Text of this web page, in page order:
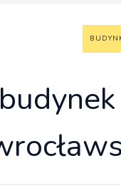
Wasze
Architektura